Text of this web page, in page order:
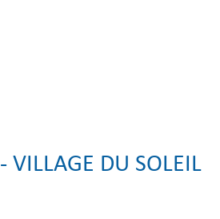
- VILLAGE DU SOLEIL